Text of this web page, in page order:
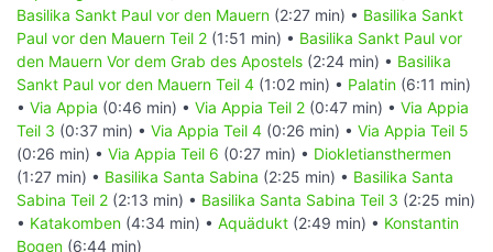
Basilika Sankt Paul vor den Mauern (2:27 min) • Basilika Sankt
Paul vor den Mauern Teil 2 (1:51 min) • Basilika Sankt Paul vor
den Mauern Vor dem Grab des Apostels (2:24 min) • Basilika
Sankt Paul vor den Mauern Teil 4 (1:02 min) • Palatin (6:11 min)
• Via Appia (0:46 min) • Via Appia Teil 2 (0:47 min) • Via Appia
Teil 3 (0:37 min) • Via Appia Teil 4 (0:26 min) • Via Appia Teil 5
(0:26 min) • Via Appia Teil 6 (0:27 min) • Diokletiansthermen
(1:27 min) • Basilika Santa Sabina (2:25 min) • Basilika Santa
Sabina Teil 2 (2:13 min) • Basilika Santa Sabina Teil 3 (2:25 min)
• Katakomben (4:34 min) • Aquädukt (2:49 min) • Konstantin
Bogen (6:44 min)